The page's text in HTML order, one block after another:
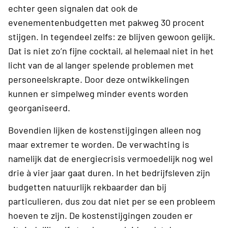
echter geen signalen dat ook de
evenementenbudgetten met pakweg 30 procent
stijgen. In tegendeel zelfs: ze blijven gewoon gelijk.
Dat is niet zo’n fijne cocktail, al helemaal niet in het
licht van de al langer spelende problemen met
personeelskrapte. Door deze ontwikkelingen
kunnen er simpelweg minder events worden
georganiseerd.
Bovendien lijken de kostenstijgingen alleen nog
maar extremer te worden. De verwachting is
namelijk dat de energiecrisis vermoedelijk nog wel
drie à vier jaar gaat duren. In het bedrijfsleven zijn
budgetten natuurlijk rekbaarder dan bij
particulieren, dus zou dat niet per se een probleem
hoeven te zijn. De kostenstijgingen zouden er